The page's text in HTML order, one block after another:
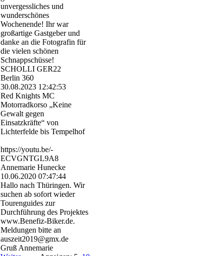
unvergessliches und
wunderschönes
Wochenende! Ihr war
großartige Gastgeber und
danke an die Fotografin für
die vielen schönen
Schnappschüsse!
SCHOLLI GER22
Berlin 360
30.08.2023 12:42:53
Red Knights MC
Motorradkorso „Keine
Gewalt gegen
Einsatzkräfte“ von
Lichterfelde bis Tempelhof
https:­//­youtu.­be/­
ECVGNTGL9A8
Annemarie Hunecke
10.06.2020 07:47:44
Hallo nach Thüringen. Wir
suchen ab sofort wieder
Tourenguides zur
Durchführung des Projektes
www.Benefiz-Biker.de.
Meldungen bitte an
auszeit2019@gmx.de
Gruß Annemarie